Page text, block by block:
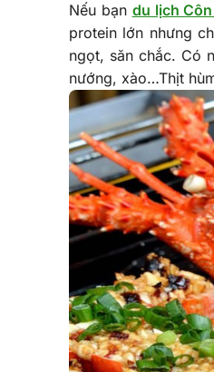
Nếu bạn du lịch
protein lớn nhưng
ngọt, săn chắc. Có
nướng, xào…Thịt